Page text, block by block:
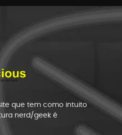
que tem como intuito
nerd/geek é